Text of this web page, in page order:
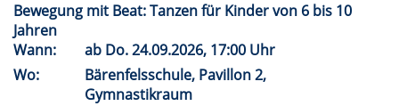
Bewegung mit Beat: Tanzen für Kinder von 6 bis 10
Jahren
Wann:
ab Do.24.09.2026, 17:00 Uhr
Wo:
Bärenfelsschule, Pavillon 2,
Gymnastikraum